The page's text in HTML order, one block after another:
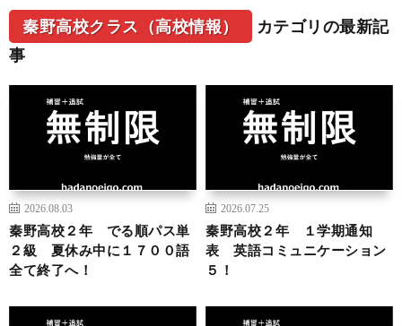
秦野高校クラス（高校情報）
カテゴリの最新記
事
2026.08.03
秦野高校２年 でる順パス単
２級 夏休み中に１７００語
全て終了へ！
2026.07.25
秦野高校２年 １学期通知
表 英語コミュニケーション
５！